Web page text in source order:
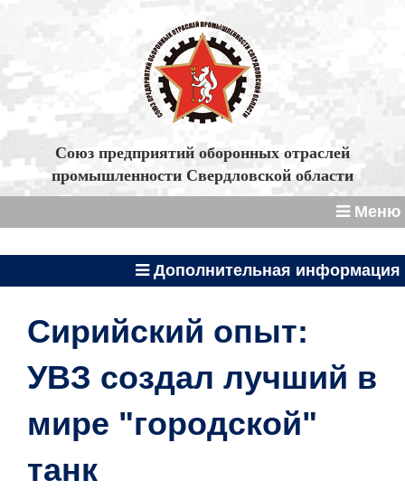
Союз предприятий оборонных отраслей
промышленности Свердловской области
Меню
Дополнительная информация
Сирийский опыт:
УВЗ создал лучший в
мире "городской"
танк